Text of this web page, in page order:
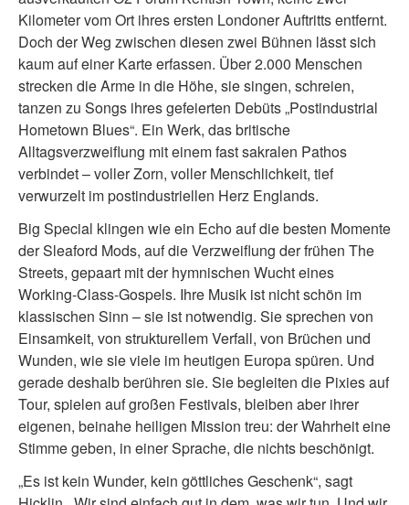
Kilometer vom Ort ihres ersten Londoner Auftritts entfernt.
Doch der Weg zwischen diesen zwei Bühnen lässt sich
kaum auf einer Karte erfassen. Über 2.000 Menschen
strecken die Arme in die Höhe, sie singen, schreien,
tanzen zu Songs ihres gefeierten Debüts „Postindustrial
Hometown Blues“. Ein Werk, das britische
Alltagsverzweiflung mit einem fast sakralen Pathos
verbindet – voller Zorn, voller Menschlichkeit, tief
verwurzelt im postindustriellen Herz Englands.
Big Special klingen wie ein Echo auf die besten Momente
der Sleaford Mods, auf die Verzweiflung der frühen The
Streets, gepaart mit der hymnischen Wucht eines
Working-Class-Gospels. Ihre Musik ist nicht schön im
klassischen Sinn – sie ist notwendig. Sie sprechen von
Einsamkeit, von strukturellem Verfall, von Brüchen und
Wunden, wie sie viele im heutigen Europa spüren. Und
gerade deshalb berühren sie. Sie begleiten die Pixies auf
Tour, spielen auf großen Festivals, bleiben aber ihrer
eigenen, beinahe heiligen Mission treu: der Wahrheit eine
Stimme geben, in einer Sprache, die nichts beschönigt.
„Es ist kein Wunder, kein göttliches Geschenk“, sagt